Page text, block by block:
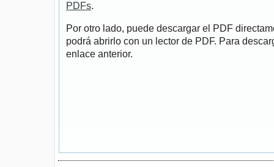
PDFs.
Por otro lado, puede descargar el PDF
podrá abrirlo con un lector de PDF. Para
enlace anterior.